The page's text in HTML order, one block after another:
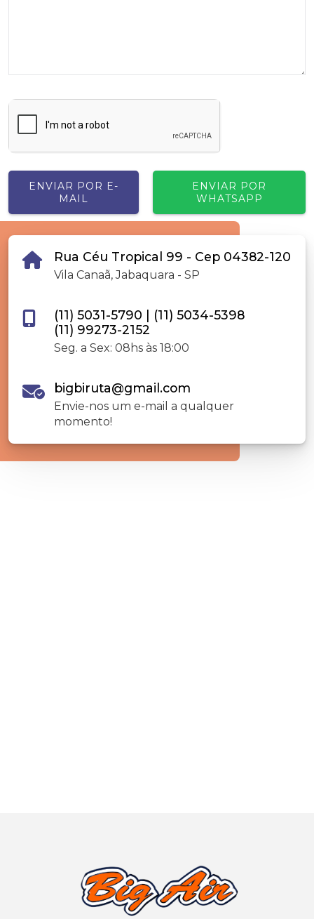
ENVIAR POR E-
MAIL
ENVIAR POR
WHATSAPP
Rua Céu Tropical 99 - Cep 04382-120
Vila Canaã, Jabaquara - SP
(11) 5031-5790
(11) 5034-5398
(11) 99273-2152
Seg. a Sex: 08hs às 18:00
bigbiruta@gmail.com
Envie-nos um e-mail a qualquer
momento!